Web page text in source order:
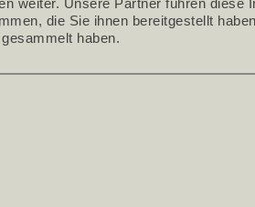
die Sie ihnen bereitgestellt
haben.
mm (Mittellage kann Splint
sind durchgehend.
ca. 120 - 170 mm
nur für Innenausbau